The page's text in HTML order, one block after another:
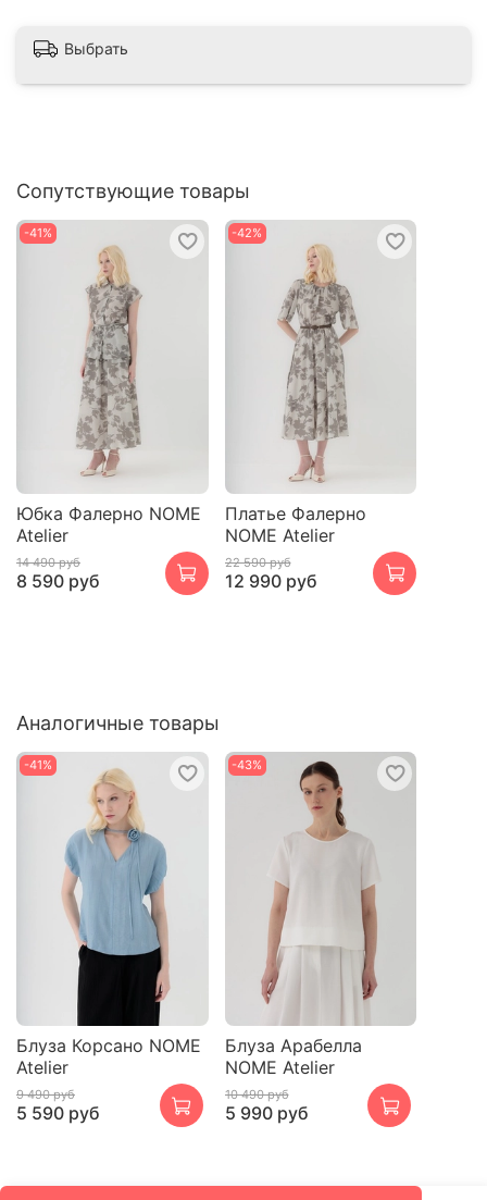
Выбрать
Сопутствующие товары
-41%
Юбка Фалерно NOME
Atelier
14 490 руб
8 590 руб
-42%
Платье Фалерно
NOME Atelier
22 590 руб
12 990 руб
Аналогичные товары
-41%
Блуза Корсано NOME
Atelier
9 490 руб
5 590 руб
-43%
Блуза Арабелла
NOME Atelier
10 490 руб
5 990 руб